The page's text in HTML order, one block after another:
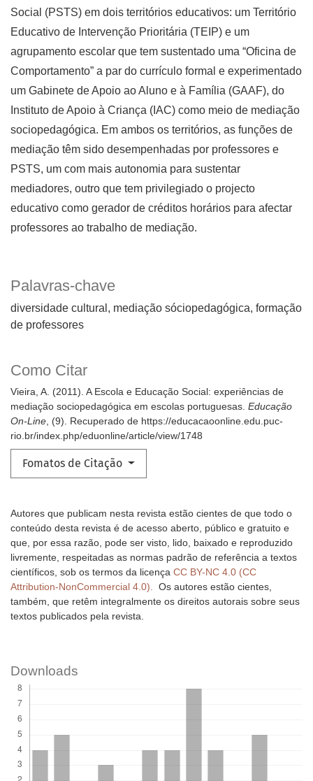
Palavras-chave
diversidade cultural mediação sóciopedagógica formação
de professores
Como Citar
Vieira, A. (2011). A Escola e Educação Social: experiências de
mediação sociopedagógica em escolas portuguesas. Educação
On-Line, (9). Recuperado de https://educacaoonline.edu.puc-
rio.br/index.php/eduonline/article/view/1748
Fomatos de Citação
Social (PSTS) em dois territórios educativos: um Território
Educativo de Intervenção Prioritária (TEIP) e um
agrupamento escolar que tem sustentado uma “Oficina de
Comportamento” a par do currículo formal e experimentado
um Gabinete de Apoio ao Aluno e à Família (GAAF), do
Instituto de Apoio à Criança (IAC) como meio de mediação
sociopedagógica. Em ambos os territórios, as funções de
mediação têm sido desempenhadas por professores e
PSTS, um com mais autonomia para sustentar
mediadores, outro que tem privilegiado o projecto
educativo como gerador de créditos horários para afectar
professores ao trabalho de mediação.
Autores que publicam nesta revista estão cientes de que todo o
conteúdo desta revista é de acesso aberto, público e gratuito e
que, por essa razão, pode ser visto, lido, baixado e reproduzido
livremente, respeitadas as normas padrão de referência a textos
científicos, sob os termos da licença CC BY-NC 4.0 (CC
Attribution-NonCommercial 4.0). Os autores estão cientes,
também, que retêm integralmente os direitos autorais sobre seus
textos publicados pela revista.
Downloads